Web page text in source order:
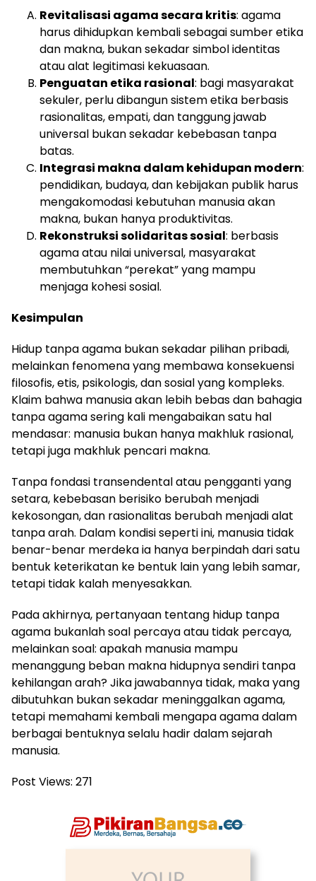
Revitalisasi agama secara kritis: agama
harus dihidupkan kembali sebagai sumber etika
dan makna, bukan sekadar simbol identitas
atau alat legitimasi kekuasaan.
Penguatan etika rasional: bagi masyarakat
sekuler, perlu dibangun sistem etika berbasis
rasionalitas, empati, dan tanggung jawab
universal bukan sekadar kebebasan tanpa
batas.
Integrasi makna dalam kehidupan modern:
pendidikan, budaya, dan kebijakan publik harus
mengakomodasi kebutuhan manusia akan
makna, bukan hanya produktivitas.
Rekonstruksi solidaritas sosial: berbasis
agama atau nilai universal, masyarakat
membutuhkan “perekat” yang mampu
menjaga kohesi sosial.
Kesimpulan
Hidup tanpa agama bukan sekadar pilihan pribadi,
melainkan fenomena yang membawa konsekuensi
filosofis, etis, psikologis, dan sosial yang kompleks.
Klaim bahwa manusia akan lebih bebas dan bahagia
tanpa agama sering kali mengabaikan satu hal
mendasar: manusia bukan hanya makhluk rasional,
tetapi juga makhluk pencari makna.
Tanpa fondasi transendental atau pengganti yang
setara, kebebasan berisiko berubah menjadi
kekosongan, dan rasionalitas berubah menjadi alat
tanpa arah. Dalam kondisi seperti ini, manusia tidak
benar-benar merdeka ia hanya berpindah dari satu
bentuk keterikatan ke bentuk lain yang lebih samar,
tetapi tidak kalah menyesakkan.
Pada akhirnya, pertanyaan tentang hidup tanpa
agama bukanlah soal percaya atau tidak percaya,
melainkan soal: apakah manusia mampu
menanggung beban makna hidupnya sendiri tanpa
kehilangan arah? Jika jawabannya tidak, maka yang
dibutuhkan bukan sekadar meninggalkan agama,
tetapi memahami kembali mengapa agama dalam
berbagai bentuknya selalu hadir dalam sejarah
manusia.
Post Views: 271